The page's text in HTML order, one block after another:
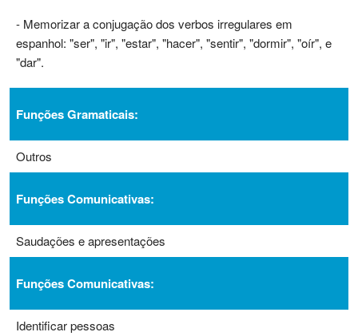
- Memorizar a conjugação dos verbos irregulares em
espanhol: "ser", "ir", "estar", "hacer", "sentir", "dormir", "oír", e
"dar".
Funções Gramaticais:
Outros
Funções Comunicativas:
Saudações e apresentações
Funções Comunicativas:
Identificar pessoas